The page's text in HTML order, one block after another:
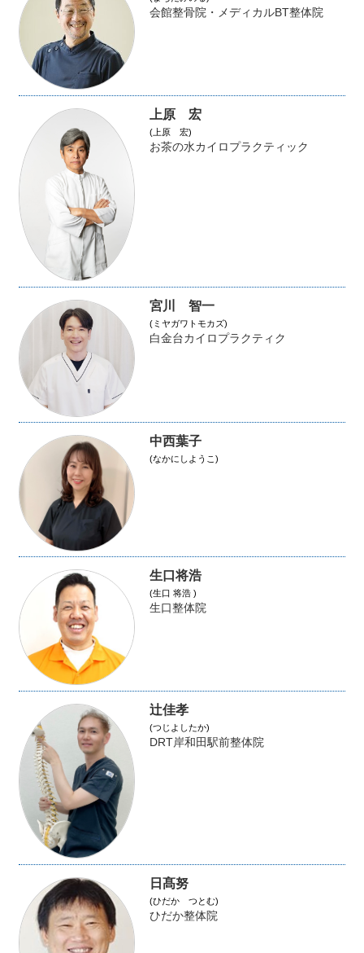
会館整骨院・メディカルBT整体院
上原 宏
(上原 宏)
お茶の水カイロプラクティック
宮川 智一
(ミヤガワトモカズ)
白金台カイロプラクティク
中西葉子
(なかにしようこ)
生口将浩
(生口 将浩 )
生口整体院
辻佳孝
(つじよしたか)
DRT岸和田駅前整体院
日髙努
(ひだか つとむ)
ひだか整体院